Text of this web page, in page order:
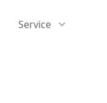
Service